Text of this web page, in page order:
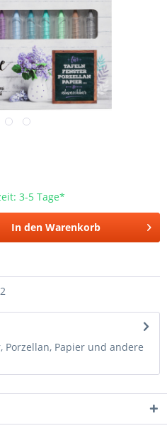
3-5 Tage*
In den Warenkorb
Porzellan, Papier und andere